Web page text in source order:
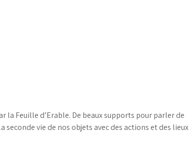
la Feuille d’Erable. De beaux supports pour parler de
vie de nos objets avec des actions et des lieux